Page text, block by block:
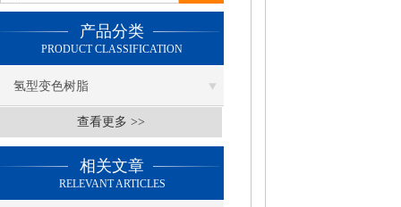
产品分类
PRODUCT CLASSIFICATION
氢型变色树脂
查看更多 >>
相关文章
RELEVANT ARTICLES